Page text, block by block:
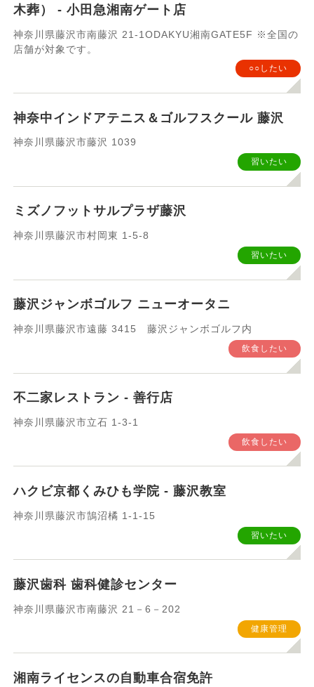
木葬） - 小田急湘南ゲート店
神奈川県藤沢市南藤沢 21-1ODAKYU湘南GATE5F ※全国の
店舗が対象です。
○○したい
神奈中インドアテニス＆ゴルフスクール 藤沢
神奈川県藤沢市藤沢 1039
習いたい
ミズノフットサルプラザ藤沢
神奈川県藤沢市村岡東 1-5-8
習いたい
藤沢ジャンボゴルフ ニューオータニ
神奈川県藤沢市遠藤 3415 藤沢ジャンボゴルフ内
飲食したい
不二家レストラン - 善行店
神奈川県藤沢市立石 1-3-1
飲食したい
ハクビ京都くみひも学院 - 藤沢教室
神奈川県藤沢市鵠沼橘 1-1-15
習いたい
藤沢歯科 歯科健診センター
神奈川県藤沢市南藤沢 21－6－202
健康管理
湘南ライセンスの自動車合宿免許